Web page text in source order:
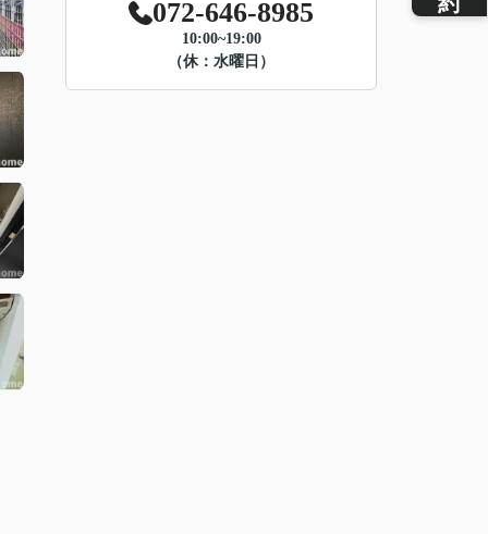
072-646-8985
10:00~19:00
（休：水曜日）